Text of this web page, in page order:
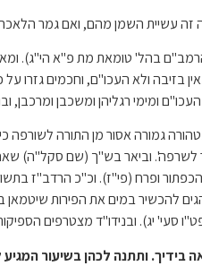
השמן מהם, ואם גמר הלאכה
בהל' טומאת מת פ"א הי"ג).
בזיבה ולא העכו"ם, וחכמים גזרו
ומימי רגליהן ומשכבן
גמורה אסור מן התורה לשורפה
לשרפה'. וביאר בש"ך (שם
ופרח (פי"ז). וכ"כ הרדב"ז
להכשיר במים את הפירות
סעי' יג). ובנידו"ד מצטרפים
ותתנה לכהן בשיעור המגיע